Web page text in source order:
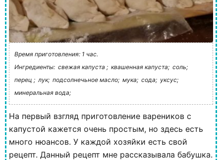
Время приготовления: 1 час.
Ингредиенты: свежая капуста ; квашенная капуста; соль;
перец ; лук; подсолнечьное масло; мука; сода; уксус;
минеральная вода;
На первый взгляд приготовление вареников с
капустой кажется очень простым, но здесь есть
много нюансов. У каждой хозяйки есть свой
рецепт. Данный рецепт мне рассказывала бабушка.